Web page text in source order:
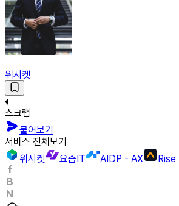
위시켓
스크랩
물어보기
서비스 전체보기
위시켓
요즘IT AIDP - AX Rise